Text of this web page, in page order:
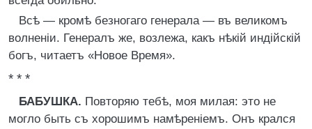
Всѣ — кромѣ безногаго генерала — въ великомъ
волненіи. Генералъ же, возлежа, какъ нѣкій индійскій
богъ, читаетъ «Новое Время».
* * *
БАБУШКА. Повторяю тебѣ, моя милая: это не
могло быть съ хорошимъ намѣреніемъ. Онъ крался